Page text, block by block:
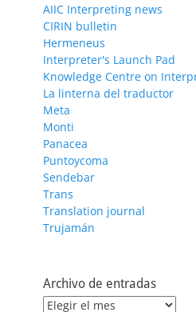
AIIC Interpreting news
CIRIN bulletin
Hermeneus
Interpreter's Launch Pad
Knowledge Centre on
La linterna del traductor
Meta
Monti
Panacea
Puntoycoma
Sendebar
Trans
Translation journal
Trujamán
Archivo de entradas
Archivo